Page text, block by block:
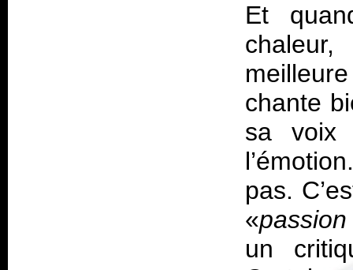
Et
chante
sa voix
pas.
«
un